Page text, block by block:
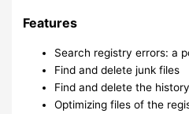
Features
Search registry errors: a
Find and delete junk files
Find and delete the
Optimizing files of the